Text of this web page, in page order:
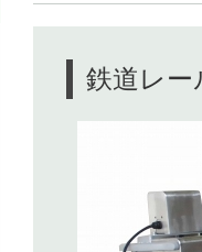
鉄道レ